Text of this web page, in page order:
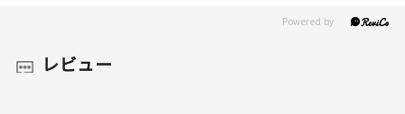
レビュー